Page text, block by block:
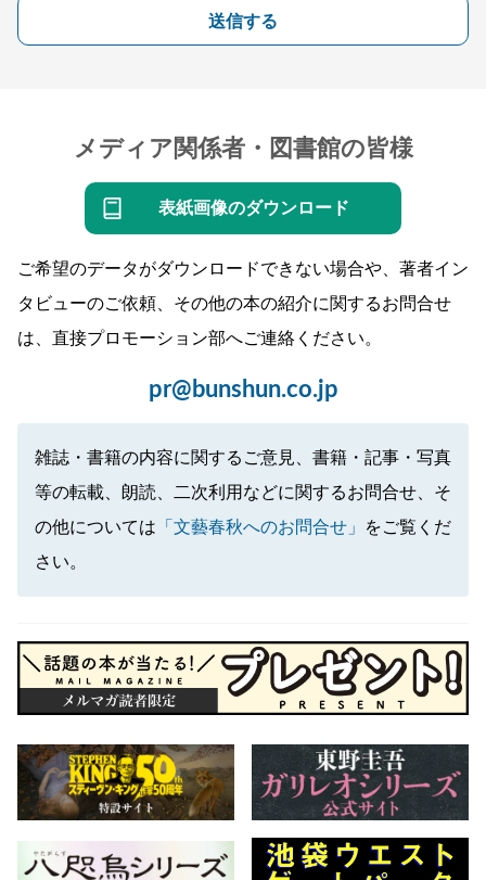
送信する
メディア関係者・図書館の皆様
表紙画像のダウンロード
ご希望のデータがダウンロードできない場合や、著者イン
タビューのご依頼、その他の本の紹介に関するお問合せ
は、直接プロモーション部へご連絡ください。
pr@bunshun.co.jp
雑誌・書籍の内容に関するご意見、書籍・記事・写真
等の転載、朗読、二次利用などに関するお問合せ、そ
の他については 「文藝春秋へのお問合せ」
をご覧くだ
さい。